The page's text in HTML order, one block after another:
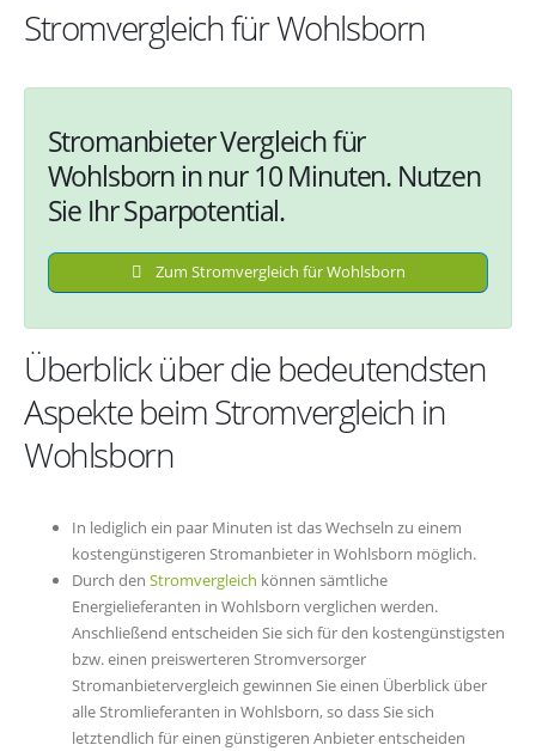
Stromvergleich für Wohlsborn
Stromanbieter Vergleich für
Wohlsborn in nur 10 Minuten. Nutzen
Sie Ihr Sparpotential.
Zum Stromvergleich für Wohlsborn
Überblick über die bedeutendsten
Aspekte beim Stromvergleich in
Wohlsborn
In lediglich ein paar Minuten ist das Wechseln zu einem
kostengünstigeren Stromanbieter in Wohlsborn möglich.
Durch den Stromvergleich können sämtliche
Energielieferanten in Wohlsborn verglichen werden.
Anschließend entscheiden Sie sich für den kostengünstigsten
bzw. einen preiswerteren Stromversorger
Stromanbietervergleich gewinnen Sie einen Überblick über
alle Stromlieferanten in Wohlsborn, so dass Sie sich
letztendlich für einen günstigeren Anbieter entscheiden